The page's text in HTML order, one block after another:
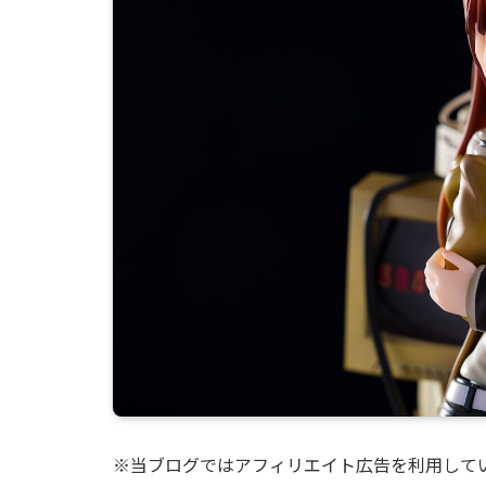
※当ブログではアフィリエイト広告を利用して